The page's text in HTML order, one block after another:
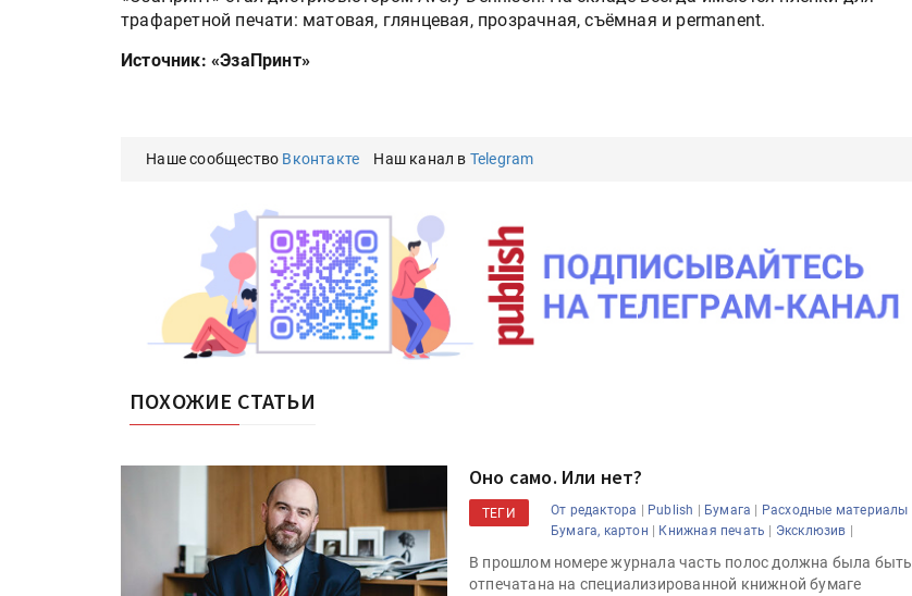
трафаретной печати: матовая, глянцевая, прозрачная, съёмная и permanent.
Источник: «ЭзаПринт»
Наше сообщество Вконтакте Наш канал в Telegram
ПОХОЖИЕ СТАТЬИ
Оно само. Или нет?
ТЕГИ От редактора | Publish | Бумага | Расходные материалы
Бумага, картон | Книжная печать | Эксклюзив |
В прошлом номере журнала часть полос должна была быть
отпечатана на специализированной книжной бумаге